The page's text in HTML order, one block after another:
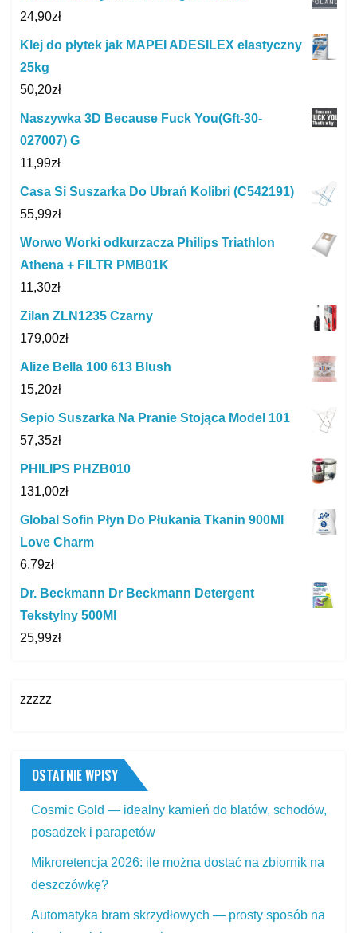
24,90zł
Klej do płytek jak MAPEI ADESILEX elastyczny
25kg
50,20zł
Naszywka 3D Because Fuck You(Gft-30-
027007) G
11,99zł
Casa Si Suszarka Do Ubrań Kolibri (C542191)
55,99zł
Worwo Worki odkurzacza Philips Triathlon
Athena + FILTR PMB01K
11,30zł
Zilan ZLN1235 Czarny
179,00zł
Alize Bella 100 613 Blush
15,20zł
Sepio Suszarka Na Pranie Stojąca Model 101
57,35zł
PHILIPS PHZB010
131,00zł
Global Sofin Płyn Do Płukania Tkanin 900Ml
Love Charm
6,79zł
Dr. Beckmann Dr Beckmann Detergent
Tekstylny 500Ml
25,99zł
zzzzz
OSTATNIE WPISY
Cosmic Gold — idealny kamień do blatów, schodów,
posadzek i parapetów
Mikroretencja 2026: ile można dostać na zbiornik na
deszczówkę?
Automatyka bram skrzydłowych — prosty sposób na